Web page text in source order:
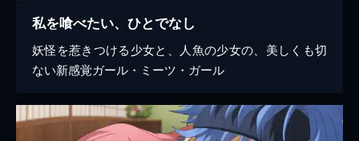
私を喰べたい、ひとでなし
妖怪を惹きつける少女と、人魚の少女の、美しくも切
ない新感覚ガール・ミーツ・ガール